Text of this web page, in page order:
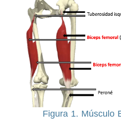
Figura 1. Músculo